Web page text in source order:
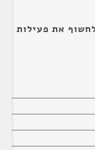
את פעילות